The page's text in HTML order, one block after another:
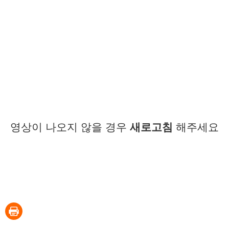
영상이 나오지 않을 경우 새로고침 해주세요